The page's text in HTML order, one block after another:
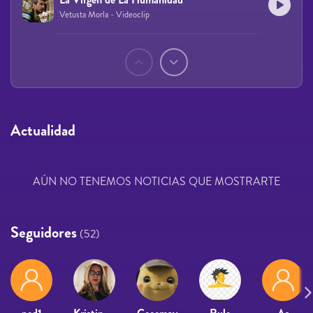
Vetusta Morla - Videoclip
Actualidad
AÚN NO TENEMOS NOTICIAS QUE MOSTRARTE
Seguidores (52)